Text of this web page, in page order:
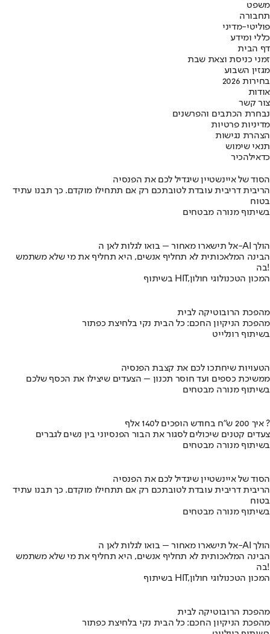
משפט
תחבורה
פוליטי-מדיני
כללי ומידע
דף הבית
זמני כניסת וצאת שבת
מגזין השבוע
בחירות 2026
אודות
צור קשר
נבחרת הכתבים והפרשנים
מדיניות פרטיות
הצהרת נגישות
תנאי שימוש
כדאילהכיר
הסוד של איינשטיין שיגדיל לכם את הפנסיה
הריבית דריבית עובדת לטובתכם רק אם תתחילו מוקדם. כך תבנו עתיד
בטוח
בשיתוף מנורה מבטחים
אל תישארו מאחור – בואו לגלות לאן ה-AI הולך
הבינה המלאכותית לא תחליף אנשים, היא תחליף את מי שלא משתמש
בה!
בשיתוף HIT,המכון הטכנולוגי חולון
מהפכת הרובוטיקה לבית
מהפכת הניקיון החכם: כל הבית נקי בלחיצת כפתור
בשיתוף רונלייט
הטעויות שיחתכו לכם את קצבת הפנסיה
ממשיכת כספים ועד חוסר תכנון – הצעדים שיצילו את הכסף שלכם
בשיתוף מנורה מבטחים
איך 200 ש"ח בחודש הופכים ל140 אלף ?
צעדים קטנים שיכולים לסגור את הבור הפנסיוני בין נשים לגברים
בשיתוף מנורה מבטחים
הסוד של איינשטיין שיגדיל לכם את הפנסיה
הריבית דריבית עובדת לטובתכם רק אם תתחילו מוקדם. כך תבנו עתיד
בטוח
בשיתוף מנורה מבטחים
אל תישארו מאחור – בואו לגלות לאן ה-AI הולך
הבינה המלאכותית לא תחליף אנשים, היא תחליף את מי שלא משתמש
בה!
בשיתוף HIT,המכון הטכנולוגי חולון
מהפכת הרובוטיקה לבית
מהפכת הניקיון החכם: כל הבית נקי בלחיצת כפתור